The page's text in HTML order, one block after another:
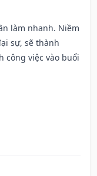
làm nhanh. Niềm
sự, sẽ thành
công việc vào buổi